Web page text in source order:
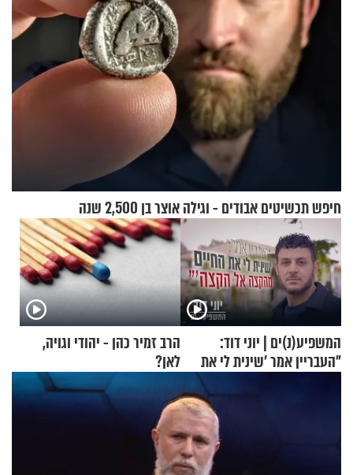
חיפש תכשיטים אבודים - וגילה אוצר בן 2,500 שנה
המשפיע(נ)ים | יוני דוד:
"העבריין אמר 'שינית לי את
הרב זמיר כהן - יהודי וגויה,
לאן?